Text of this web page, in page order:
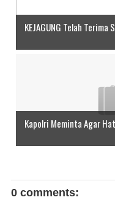
KEJAGUNG Telah Terima
Kapolri Meminta Agar
0 comments: